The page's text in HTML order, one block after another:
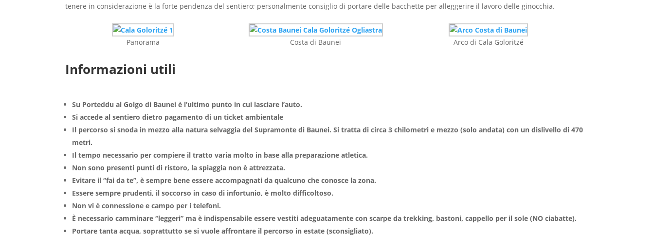
tenere in considerazione è la forte pendenza del sentiero; personalmente consiglio di portare delle bacchette per alleggerire il lavoro delle ginocchia.
Panorama Costa di Baunei Arco di Cala Goloritzé
Informazioni utili
Su Porteddu al Golgo di Baunei è l’ultimo punto in cui lasciare l’auto.
Si accede al sentiero dietro pagamento di un ticket ambientale
Il percorso si snoda in mezzo alla natura selvaggia del Supramonte di Baunei. Si tratta di circa 3 chilometri e mezzo (solo andata) con un dislivello di 470
metri.
Il tempo necessario per compiere il tratto varia molto in base alla preparazione atletica.
Non sono presenti punti di ristoro, la spiaggia non è attrezzata.
Evitare il “fai da te”, è sempre bene essere accompagnati da qualcuno che conosce la zona.
Essere sempre prudenti, il soccorso in caso di infortunio, è molto difficoltoso.
Non vi è connessione e campo per i telefoni.
È necessario camminare “leggeri” ma è indispensabile essere vestiti adeguatamente con scarpe da trekking, bastoni, cappello per il sole (NO ciabatte).
Portare tanta acqua, soprattutto se si vuole affrontare il percorso in estate (sconsigliato).